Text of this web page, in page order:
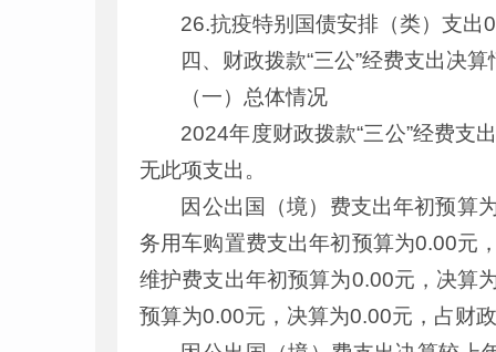
26.抗疫特别国债安排（类）支
四、财政拨款“三公”经费支出决
（一）总体情况
2024年度财政拨款“三公”经费支
无此项支出。
因公出国（境）费支出年初预算
务用车购置费支出年初预算为0.00元
维护费支出年初预算为0.00元，决算
预算为0.00元，决算为0.00元，占财